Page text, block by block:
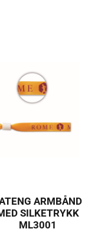
ARMBÅND
SILKETRYKK
ML3001